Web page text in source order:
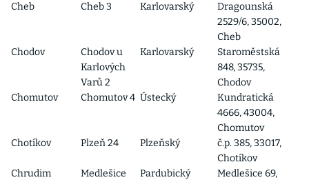
Cheb
Cheb 3 Karlovarský
Dragounská
2529/6, 35002,
Cheb
Chodov
Chodov u
Karlových
Varů 2
Karlovarský
Staroměstská
848, 35735,
Chodov
Chomutov
Chomutov 4 Ústecký
Kundratická
4666, 43004,
Chomutov
Chotíkov
Plzeň 24 Plzeňský
č.p. 385, 33017,
Chotíkov
Chrudim
Medlešice Pardubický
Medlešice 69,